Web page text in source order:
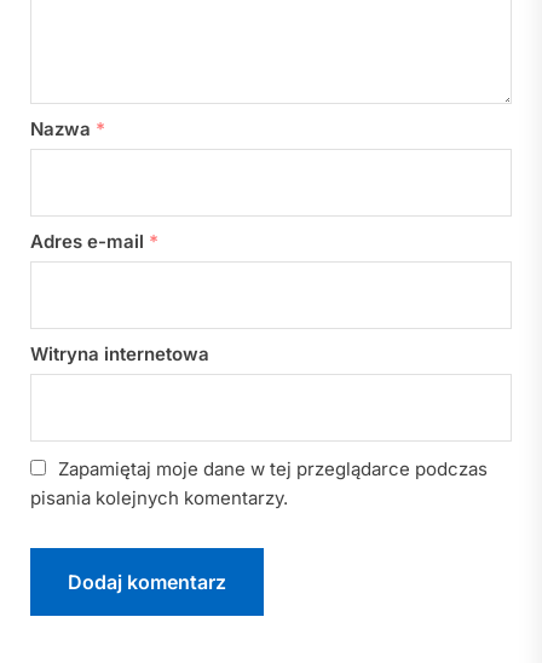
Nazwa *
Adres e-mail *
Witryna internetowa
Zapamiętaj moje dane w tej przeglądarce podczas
pisania kolejnych komentarzy.